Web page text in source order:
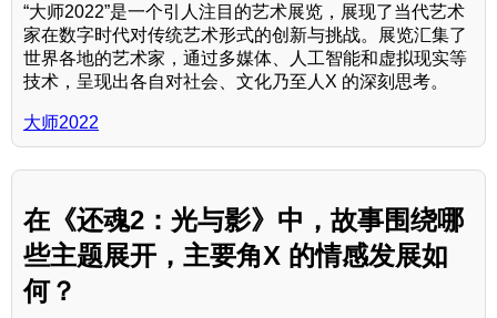
“大师2022”是一个引人注目的艺术展览，展现了当代艺术
家在数字时代对传统艺术形式的创新与挑战。展览汇集了
世界各地的艺术家，通过多媒体、人工智能和虚拟现实等
技术，呈现出各自对社会、文化乃至人X 的深刻思考。
大师2022
在《还魂2：光与影》中，故事围绕哪
些主题展开，主要角X 的情感发展如
何？